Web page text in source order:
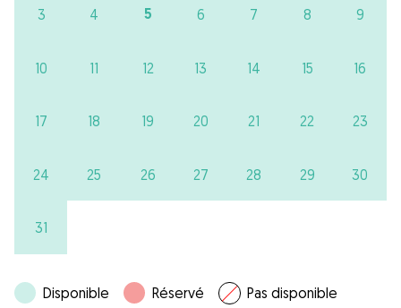
3 4 5 6 7 8 9
10 11 12 13 14 15 16
17 18 19 20 21 22 23
24 25 26 27 28 29 30
31
Disponible Réservé Pas disponible